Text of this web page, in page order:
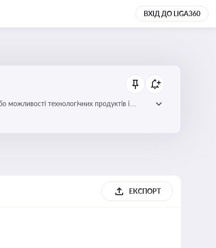
ВХІД ДО LIGA360
можливості технологічних продуктів і
ЕКСПОРТ